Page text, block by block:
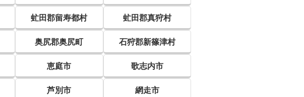
虻田郡留寿都村 虻田郡真狩村
奥尻郡奥尻町 石狩郡新篠津村
恵庭市 歌志内市
芦別市 網走市